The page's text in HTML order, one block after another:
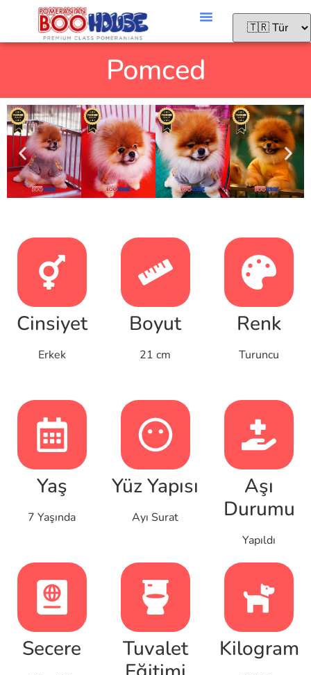
Pomced
Cinsiyet
Erkek
Boyut
21 cm
Renk
Turuncu
Yaş
7 Yaşında
Yüz Yapısı
Ayı Surat
Aşı
Durumu
Yapıldı
Secere
Tuvalet
Kilogram